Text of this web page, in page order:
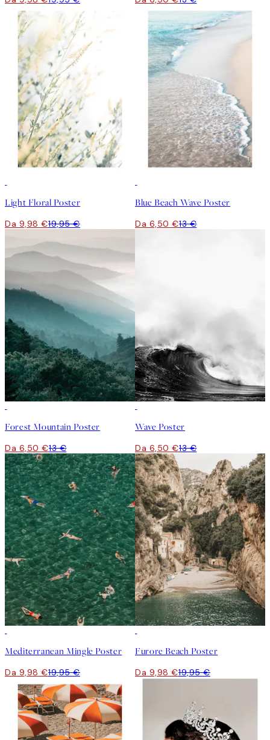
Light Floral Poster
Da 9,98 €19,95 €
Blue Beach Wave Poster
Da 6,50 €13 €
Forest Mountain Poster
Da 6,50 €13 €
Wave Poster
Da 6,50 €13 €
Mediterranean Mingle Poster
Da 9,98 €19,95 €
Furore Beach Poster
Da 9,98 €19,95 €